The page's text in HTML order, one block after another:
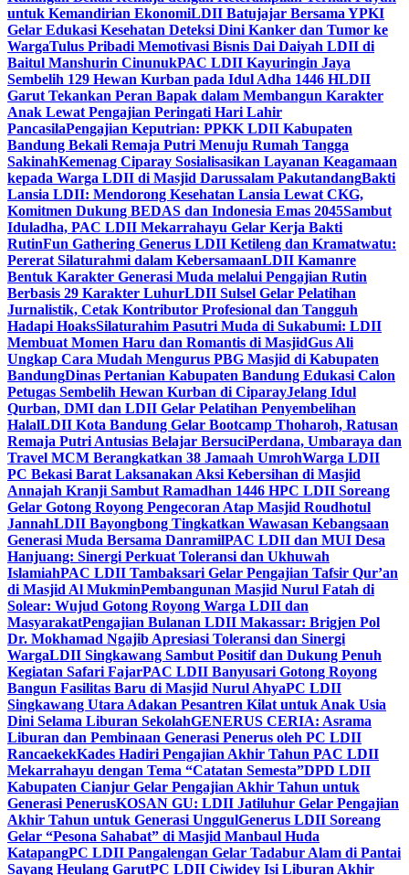
untuk Kemandirian EkonomiLDII Batujajar Bersama YPKI
Gelar Edukasi Kesehatan Deteksi Dini Kanker dan Tumor ke
WargaTulus Pribadi Memotivasi Bisnis Dai Daiyah LDII di
Baitul Manshurin CinunukPAC LDII Kayuringin Jaya
Sembelih 129 Hewan Kurban pada Idul Adha 1446 HLDII
Garut Tekankan Peran Bapak dalam Membangun Karakter
Anak Lewat Pengajian Peringati Hari Lahir
PancasilaPengajian Keputrian: PPKK LDII Kabupaten
Bandung Bekali Remaja Putri Menuju Rumah Tangga
SakinahKemenag Ciparay Sosialisasikan Layanan Keagamaan
kepada Warga LDII di Masjid Darussalam PakutandangBakti
Lansia LDII: Mendorong Kesehatan Lansia Lewat CKG,
Komitmen Dukung BEDAS dan Indonesia Emas 2045Sambut
Iduladha, PAC LDII Mekarrahayu Gelar Kerja Bakti
RutinFun Gathering Generus LDII Ketileng dan Kramatwatu:
Pererat Silaturahmi dalam KebersamaanLDII Kamanre
Bentuk Karakter Generasi Muda melalui Pengajian Rutin
Berbasis 29 Karakter LuhurLDII Sulsel Gelar Pelatihan
Jurnalistik, Cetak Kontributor Profesional dan Tangguh
Hadapi HoaksSilaturahim Pasutri Muda di Sukabumi: LDII
Membuat Momen Haru dan Romantis di MasjidGus Ali
Ungkap Cara Mudah Mengurus PBG Masjid di Kabupaten
BandungDinas Pertanian Kabupaten Bandung Edukasi Calon
Petugas Sembelih Hewan Kurban di CiparayJelang Idul
Qurban, DMI dan LDII Gelar Pelatihan Penyembelihan
HalalLDII Kota Bandung Gelar Bootcamp Thoharoh, Ratusan
Remaja Putri Antusias Belajar BersuciPerdana, Umbaraya dan
Travel MCM Berangkatkan 38 Jamaah UmrohWarga LDII
PC Bekasi Barat Laksanakan Aksi Kebersihan di Masjid
Annajah Kranji Sambut Ramadhan 1446 HPC LDII Soreang
Gelar Gotong Royong Pengecoran Atap Masjid Roudhotul
JannahLDII Bayongbong Tingkatkan Wawasan Kebangsaan
Generasi Muda Bersama DanramilPAC LDII dan MUI Desa
Hanjuang: Sinergi Perkuat Toleransi dan Ukhuwah
IslamiahPAC LDII Tambaksari Gelar Pengajian Tafsir Qur’an
di Masjid Al MukminPembangunan Masjid Nurul Fatah di
Solear: Wujud Gotong Royong Warga LDII dan
MasyarakatPengajian Bulanan LDII Makassar: Brigjen Pol
Dr. Mokhamad Ngajib Apresiasi Toleransi dan Sinergi
WargaLDII Singkawang Sambut Positif dan Dukung Penuh
Kegiatan Safari FajarPAC LDII Banyusari Gotong Royong
Bangun Fasilitas Baru di Masjid Nurul AhyaPC LDII
Singkawang Utara Adakan Pesantren Kilat untuk Anak Usia
Dini Selama Liburan SekolahGENERUS CERIA: Asrama
Liburan dan Pembinaan Generasi Penerus oleh PC LDII
RancaekekKades Hadiri Pengajian Akhir Tahun PAC LDII
Mekarrahayu dengan Tema “Catatan Semesta”DPD LDII
Kabupaten Cianjur Gelar Pengajian Akhir Tahun untuk
Generasi PenerusKOSAN GU: LDII Jatiluhur Gelar Pengajian
Akhir Tahun untuk Generasi UnggulGenerus LDII Soreang
Gelar “Pesona Sahabat” di Masjid Manbaul Huda
KatapangPC LDII Pangalengan Gelar Tadabur Alam di Pantai
Sayang Heulang GarutPC LDII Ciwidey Isi Liburan Akhir